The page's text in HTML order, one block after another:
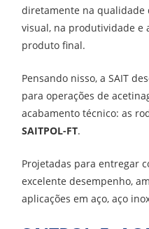
diretamente na qualidade
visual, na produtividade e
produto final.
Pensando nisso, a SAIT
para operações de
acabamento técnico: as
SAITPOL-FT.
Projetadas para entregar
excelente desempenho,
aplicações em aço, aço